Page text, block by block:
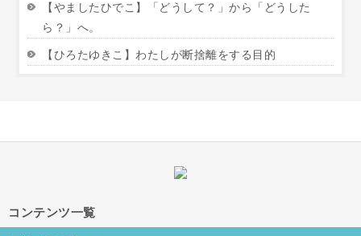
【やましたひでこ】「どうして？」から「どうした
ら？」へ。
【ひろたゆきこ】わたしが断捨離をする目的
コンテンツ一覧